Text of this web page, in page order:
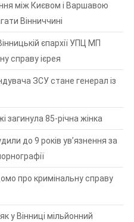
між Києвом і Варшавою
Вінниччині
єпархії УПЦ МП
справу ієрея
ЗСУ стане генерал із
загинула 85-річна жінка
до 9 років ув’язнення за
про кримінальну справу
у Вінниці мільйонний